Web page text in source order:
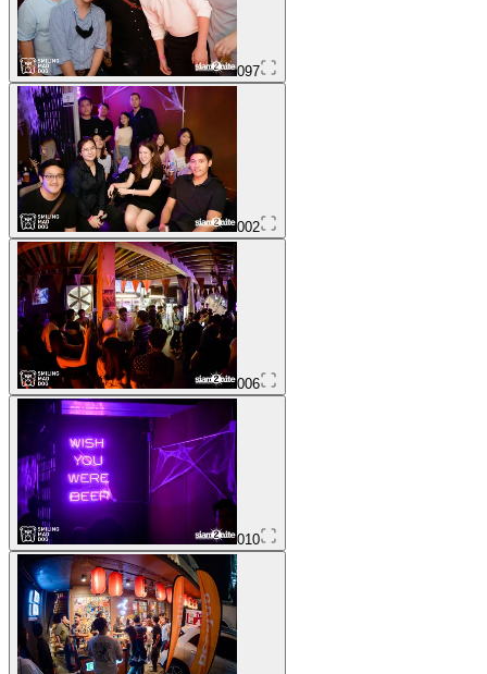
097
002
006
010